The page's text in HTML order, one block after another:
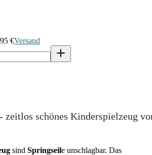
€Versand
zeitlos schönes Kinderspielzeug
sind Springseile unschlagbar. Das